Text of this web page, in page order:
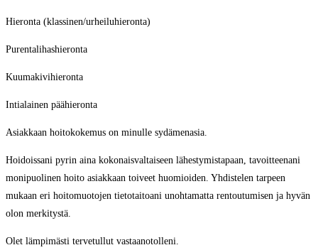
Hieronta (klassinen/urheiluhieronta)
Purentalihashieronta
Kuumakivihieronta
Intialainen päähieronta
Asiakkaan hoitokokemus on minulle sydämenasia.
Hoidoissani pyrin aina kokonaisvaltaiseen lähestymistapaan, tavoitteenani
monipuolinen hoito asiakkaan toiveet huomioiden. Yhdistelen tarpeen
mukaan eri hoitomuotojen tietotaitoani unohtamatta rentoutumisen ja hyvän
olon merkitystä.
Olet lämpimästi tervetullut vastaanotolleni.